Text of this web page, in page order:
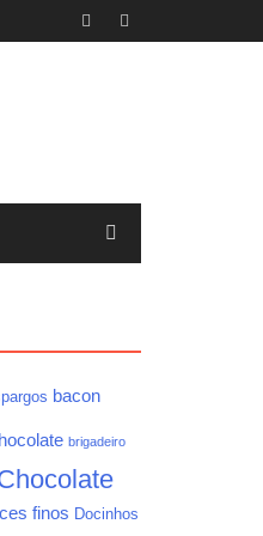
bacon
brigadeiro
finos Docinhos